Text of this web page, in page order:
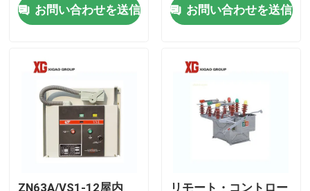
プロダクト
私達について
工場旅行
お問い合わせを送信 お問い合わせを送信
ZN63A/VS1-12屋内
リモート・コントロー